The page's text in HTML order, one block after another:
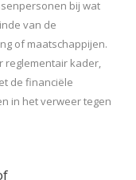
bij wat
van de
of maatschappijen.
reglementair kader,
de financiële
in het verweer tegen